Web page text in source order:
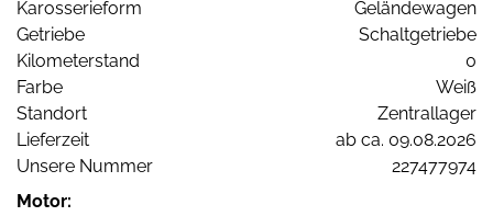
Karosserieform
Geländewagen
Getriebe
Schaltgetriebe
Kilometerstand
0
Farbe
Weiß
Standort
Zentrallager
Lieferzeit
ab ca. 09.08.2026
Unsere Nummer
227477974
Motor: